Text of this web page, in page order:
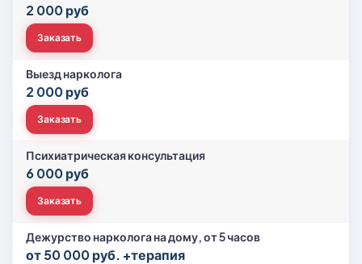
2 000 руб
Заказать
Выезд нарколога
2 000 руб
Заказать
Психиатрическая консультация
6 000 руб
Заказать
Дежурство нарколога на дому, от 5 часов
от 50 000 руб. +терапия